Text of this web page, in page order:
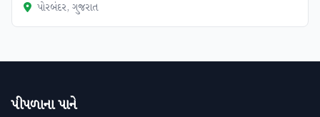
પોરબંદર, ગુજરાત
પીપળાના પાને